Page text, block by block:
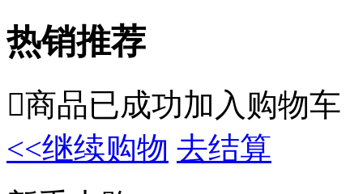
热销推荐
商品已成功加入购物车
<<继续购物 去结算